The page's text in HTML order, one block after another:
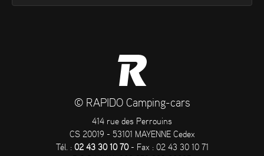
© RAPIDO Camping-cars
414 rue des Perrouins
CS 20019 - 53101 MAYENNE Cedex
Tél. : 02 43 30 10 70- Fax : 02 43 30 10 71